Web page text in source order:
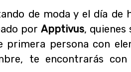
de moda y el día de
porApptivus,
primera persona con
te encontrarás con